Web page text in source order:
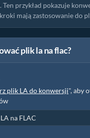
przykład pokazuje
mają zastosowanie do
plik la na flac?
plik LA do konwersji", aby